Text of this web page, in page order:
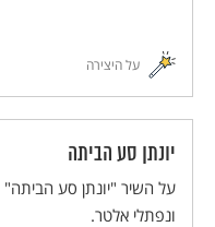
על היצירה
יונתן סע הביתה
על השיר "יונתן סע הביתה"
ונפתלי אלטר.